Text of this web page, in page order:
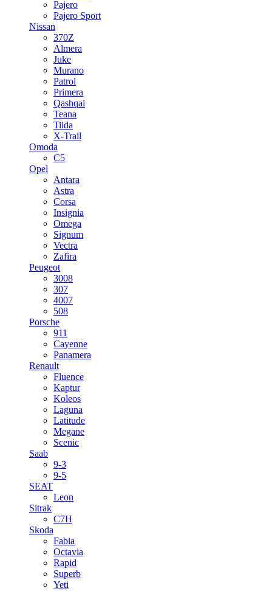
Pajero
Pajero Sport
Nissan
370Z
Almera
Juke
Murano
Patrol
Primera
Qashqai
Teana
Tiida
X-Trail
Omoda
C5
Opel
Antara
Astra
Corsa
Insignia
Omega
Signum
Vectra
Zafira
Peugeot
3008
307
4007
508
Porsche
911
Cayenne
Panamera
Renault
Fluence
Kaptur
Koleos
Laguna
Latitude
Megane
Scenic
Saab
9-3
9-5
SEAT
Leon
Sitrak
C7H
Skoda
Fabia
Octavia
Rapid
Superb
Yeti